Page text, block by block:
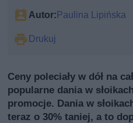
Autor:Paulina Lipińska
Drukuj
Ceny poleciały w dół na
popularne dania w
promocje. Dania w
teraz o 30% taniej, a to